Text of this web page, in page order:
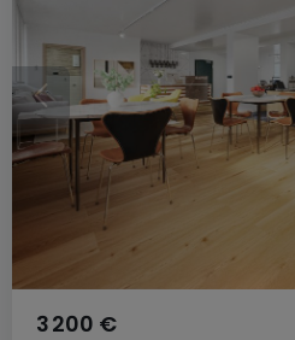
3 200 €